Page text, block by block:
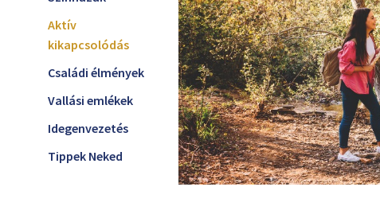
Aktív
kikapcsolódás
Családi élmények
Vallási emlékek
Idegenvezetés
Tippek Neked